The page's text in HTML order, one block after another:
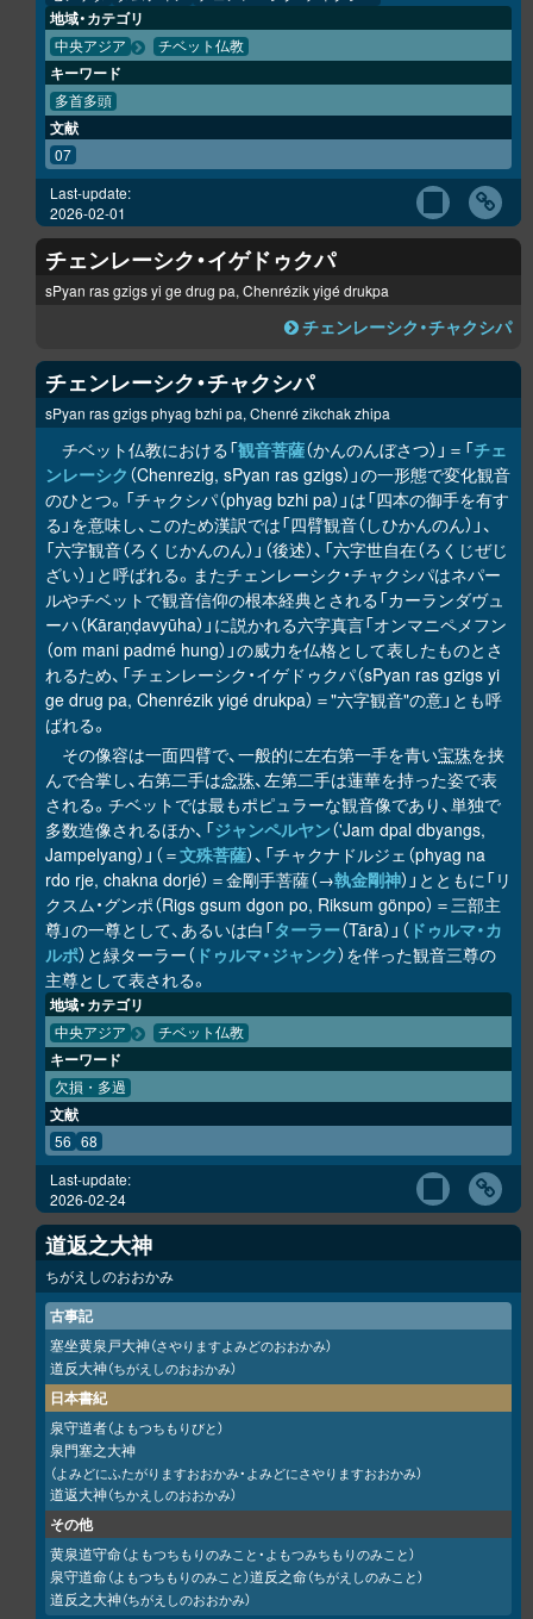
地域・カテゴリ
中央アジア チベット仏教
キーワード
多首多頭
文献
07
Last-update:
2026-02-01
チェンレーシク・イゲドゥクパ
sPyan ras gzigs yi ge drug pa, Chenrézik yigé drukpa
チェンレーシク・チャクシパ
チェンレーシク・チャクシパ
sPyan ras gzigs phyag bzhi pa, Chenré zikchak zhipa
チベット仏教における「観音菩薩（かんのんぼさつ）」＝「チェ
ンレーシク （Chenrezig, sPyan ras gzigs）」の一形態で変化観音
のひとつ。「チャクシパ（phyag bzhi pa）」は「四本の御手を有す
る」を意味し、このため漢訳では「四臂観音（しひかんのん）」、
「六字観音（ろくじかんのん）」（後述）、「六字世自在（ろくじぜじ
ざい）」と呼ばれる。またチェンレーシク・チャクシパはネパー
ルやチベットで観音信仰の根本経典とされる「カーランダヴュ
ーハ（Kāraṇḍavyūha）」に説かれる六字真言「オンマニペメフン
（om mani padmé hung）」の威力を仏格として表したものとさ
れるため、「チェンレーシク・イゲドゥクパ（sPyan ras gzigs yi
ge drug pa, Chenrézik yigé drukpa）＝"六字観音"の意」とも呼
ばれる。
その像容は一面四臂で、一般的に左右第一手を青い宝珠を挟
んで合掌し、右第二手は念珠、左第二手は蓮華を持った姿で表
される。チベットでは最もポピュラーな観音像であり、単独で
多数造像されるほか、「ジャンペルヤン（'Jam dpal dbyangs,
Jampelyang）」（＝文殊菩薩）、「チャクナドルジェ（phyag na
rdo rje, chakna dorjé）＝金剛手菩薩（→執金剛神）」とともに「リ
クスム・グンポ（Rigs gsum dgon po, Riksum gönpo）＝三部主
尊」の一尊として、あるいは白「ターラー（Tārā）」（ ドゥルマ・カ
ルポ）と緑ターラー（ ドゥルマ・ジャンク）を伴った観音三尊の
主尊として表される。
地域・カテゴリ
中央アジア チベット仏教
キーワード
欠損・多過
文献
56 68
Last-update:
2026-02-24
道返之大神
ちがえしのおおかみ
古事記
塞坐黄泉戸大神（さやりますよみどのおおかみ）
道反大神（ちがえしのおおかみ）
日本書紀
泉守道者（よもつちもりびと）
泉門塞之大神
（よみどにふたがりますおおかみ・よみどにさやりますおおかみ）
道返大神（ちかえしのおおかみ）
その他
黄泉道守命（よもつちもりのみこと・よもつみちもりのみこと）
泉守道命（よもつちもりのみこと）道反之命（ちがえしのみこと）
道反之大神（ちがえしのおおかみ）